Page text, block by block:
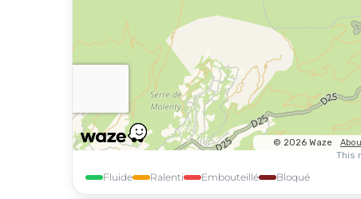
Fluide Ralenti Embouteillé Bloqué